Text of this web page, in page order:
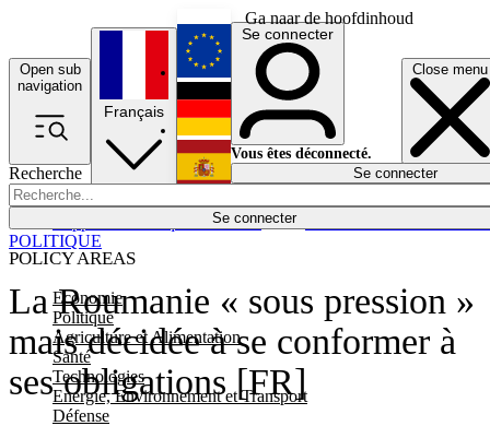
Ga naar de hoofdinhoud
Open sub
navigation
Close menu
Recherche
Se connecter
POLICY AREAS
Economie
Politique
Agriculture et Alimentation
Santé
Technologies
Energie, Environnement et Transport
Défense
Économie
Français
English
Deutsch
Español
Se connecter
Vous êtes déconnecté.
Se connecter
La Roumanie « sous pression »
mais décidée à se conformer à
ses obligations [FR]
POLITIQUE